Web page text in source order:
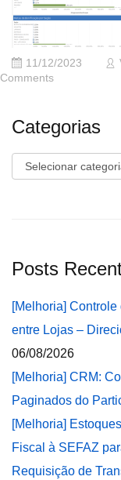
11/12/2023
Comments
Categorias
Categorias
Posts
[Melhoria]
entre Lojas –
06/08/2026
[Melhoria] CRM:
Paginados do
[Melhoria]
Fiscal à SEFAZ
Requisição de